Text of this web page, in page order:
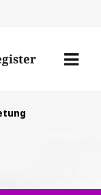
den
Menü